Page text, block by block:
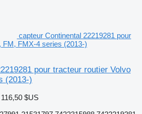
capteur Continental 22219281 pour
FM, FMX-4 series (2013-)
pour tracteur routier Volvo
(2013-)
$US